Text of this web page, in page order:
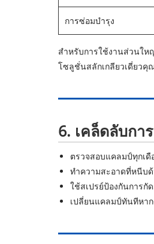
การซ่อมบำรุง
สำหรับการใช้งานส่วนให
โซลูชั่นสลักเกลียวเดี่ยวคุ
6. เคล็ดลับกา
ตรวจสอบแคลมป์ทุกเดื
ทำความสะอาดที่หนีบด้
ใช้สเปรย์ป้องกันการกั
เปลี่ยนแคลมป์ทันทีหา